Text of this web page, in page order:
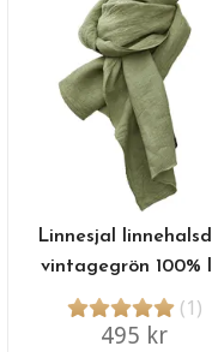
Linnesjal
vintagegrön 100%
45x200 cm
(1)
495 kr